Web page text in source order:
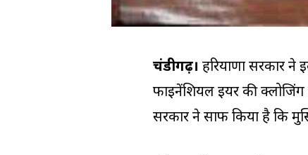
चंडीगढ़। हरियाणा सरकार ने
फाइनेंशियल ईयर की क्लोजिंग
सरकार ने साफ किया है कि